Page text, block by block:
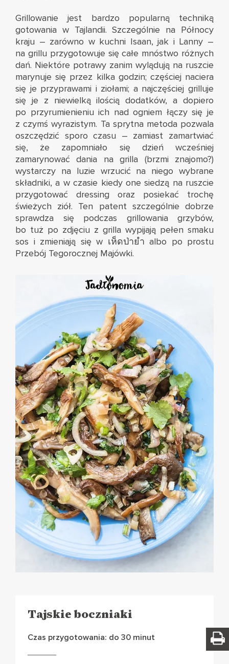
Grillowanie jest bardzo popularną techniką
gotowania w Tajlandii. Szczególnie na Północy
kraju – zarówno w kuchni Isaan, jak i Lanny –
na grillu przygotowuje się całe mnóstwo różnych
dań. Niektóre potrawy zanim wylądują na ruszcie
marynuje się przez kilka godzin; częściej naciera
się je przyprawami i ziołami; a najczęściej grilluje
się je z niewielką ilością dodatków, a dopiero
po przyrumienieniu ich nad ogniem łączy się je
z czymś wyrazistym. Ta sprytna metoda pozwala
oszczędzić sporo czasu – zamiast zamartwiać
się, że zapomniało się dzień wcześniej
zamarynować dania na grilla (brzmi znajomo?)
wystarczy na luzie wrzucić na niego wybrane
składniki, a w czasie kiedy one siedzą na ruszcie
przygotować dressing oraz posiekać trochę
świeżych ziół. Ten patent szczególnie dobrze
sprawdza się podczas grillowania grzybów,
bo tuż po zdjęciu z grilla wypijają pełen smaku
sos i zmieniają się w เห็ดป่ายำ albo po prostu
Przebój Tegorocznej Majówki.
Tajskie boczniaki
Czas przygotowania: do 30 minut